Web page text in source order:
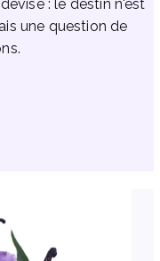
: le destin n'est
une question de